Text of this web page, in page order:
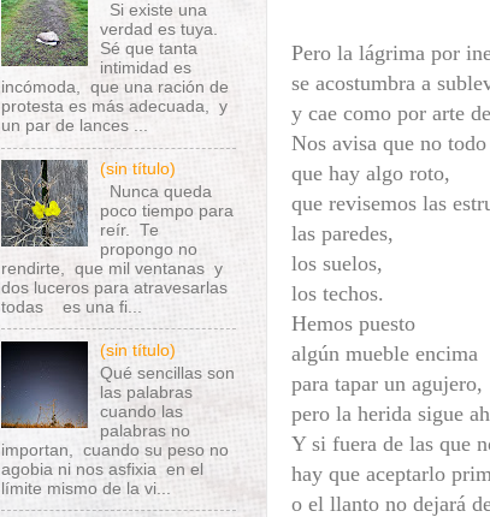
Pero la lágrima por
se acostumbra a
y cae como por arte
Nos avisa que no
que hay algo roto,
que revisemos las
las paredes,
los suelos,
los techos.
Hemos puesto
algún mueble encima
para tapar un agujero,
pero la herida sigue
Y si fuera de las que
hay que aceptarlo
o el llanto no dejará
Si existe una
verdad es tuya.
Sé que tanta
intimidad es
incómoda, que una ración de
protesta es más adecuada, y
un par de lances ...
(sin título)
Nunca queda
poco tiempo para
reír. Te
propongo no
rendirte, que mil ventanas y
dos luceros para atravesarlas
todas es una fi...
(sin título)
Qué sencillas son
las palabras
cuando las
palabras no
importan, cuando su peso no
agobia ni nos asfixia en el
límite mismo de la vi...